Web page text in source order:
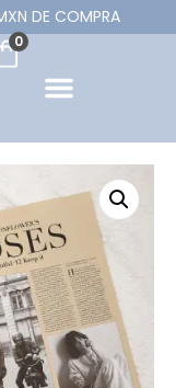
DE COMPRA
0